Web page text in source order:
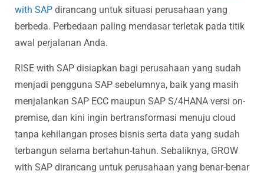
with SAP dirancang untuk situasi perusahaan yang
berbeda. Perbedaan paling mendasar terletak pada titik
awal perjalanan Anda.
RISE with SAP disiapkan bagi perusahaan yang sudah
menjadi pengguna SAP sebelumnya, baik yang masih
menjalankan SAP ECC maupun SAP S/4HANA versi on-
premise, dan kini ingin bertransformasi menuju cloud
tanpa kehilangan proses bisnis serta data yang sudah
terbangun selama bertahun-tahun. Sebaliknya, GROW
with SAP dirancang untuk perusahaan yang benar-benar